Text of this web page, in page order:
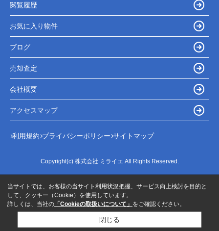
閲覧履歴
お気に入り物件
ブログ
売却査定
会社概要
アクセスマップ
利用規約 プライバシーポリシー サイトマップ
Copyright(c) 株式会社 ミライエ All Rights Reserved.
当サイトでは、お客様の当サイト利用状況把握、サービス向上検討を目的と
して、クッキー（Cookie）を使用しています。
詳しくは、当社の 「Cookieの取扱いについて」 をご確認ください。
閉じる